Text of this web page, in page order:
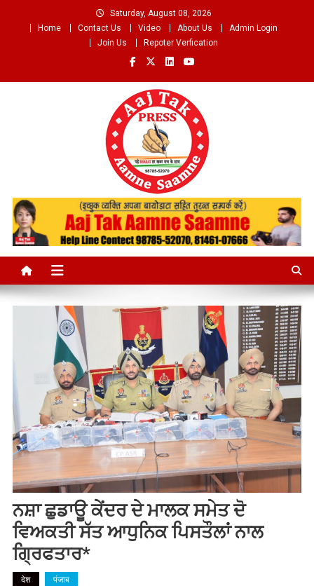
Saturday, August 08, 2026
Home
Contact Us Video About Us
Admin Login
Join Us
Repoter Verfication
Aaj Tak Aamne Saamne.com
ਨਸ਼ਾ ਛੁਡਾਊ ਕੇਂਦਰ ਦੇ ਮਾਲਕ ਸਮੇਤ ਦੋ
ਵਿਅਕਤੀ ਸੱਤ ਆਧੁਨਿਕ ਪਿਸਤੌਲਾਂ ਨਾਲ
ਗ੍ਰਿਫਤਾਰ*
देश पंजाब